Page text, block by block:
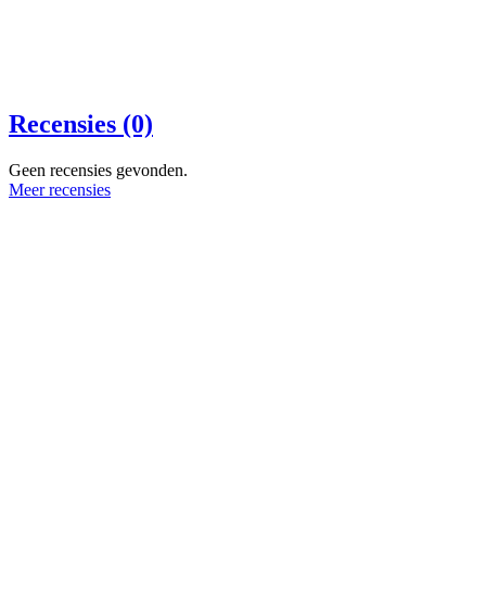
Recensies (0)
Geen recensies gevonden.
Meer recensies